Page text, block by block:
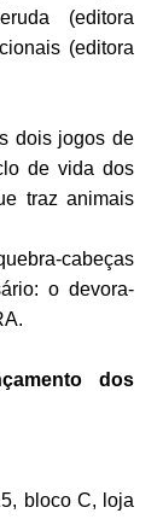
(editora
(editora
dois jogos de
de vida dos
traz animais
cabeças
o devora-
dos
bloco C, loja